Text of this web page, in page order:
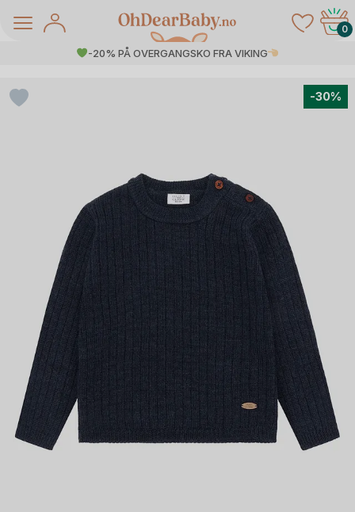
0
-20% PÅ OVERGANGSKO FRA VIKING
-30%